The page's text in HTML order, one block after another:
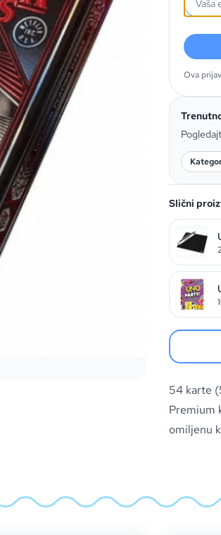
Ova
Slični
54 karte
Premium
omiljenu